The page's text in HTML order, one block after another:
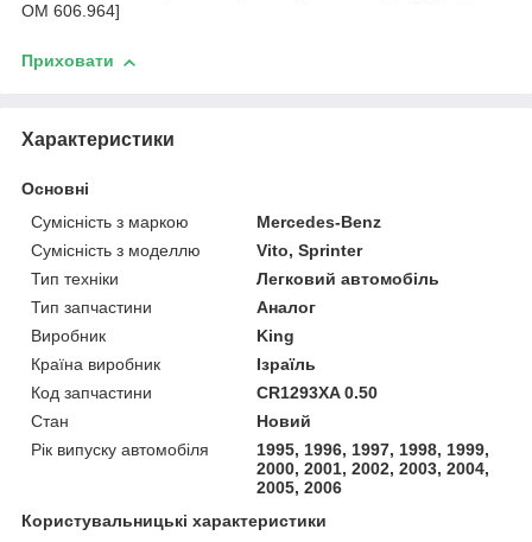
OM 606.964]
Приховати
Характеристики
Основні
Сумісність з маркою
Mercedes-Benz
Сумісність з моделлю
Vito, Sprinter
Тип техніки
Легковий автомобіль
Тип запчастини
Аналог
Виробник
King
Країна виробник
Ізраїль
Код запчастини
CR1293XA 0.50
Стан
Новий
Рік випуску автомобіля
1995, 1996, 1997, 1998, 1999,
2000, 2001, 2002, 2003, 2004,
2005, 2006
Користувальницькі характеристики